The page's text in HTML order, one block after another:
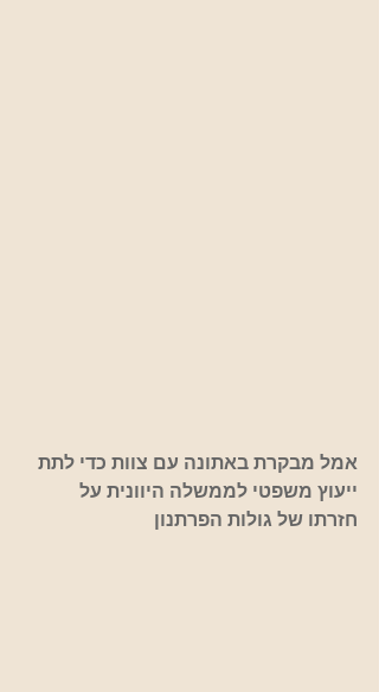
אמל מבקרת באתונה עם צוות כדי לתת
ייעוץ משפטי לממשלה היוונית על
חזרתו של גולות הפרתנון